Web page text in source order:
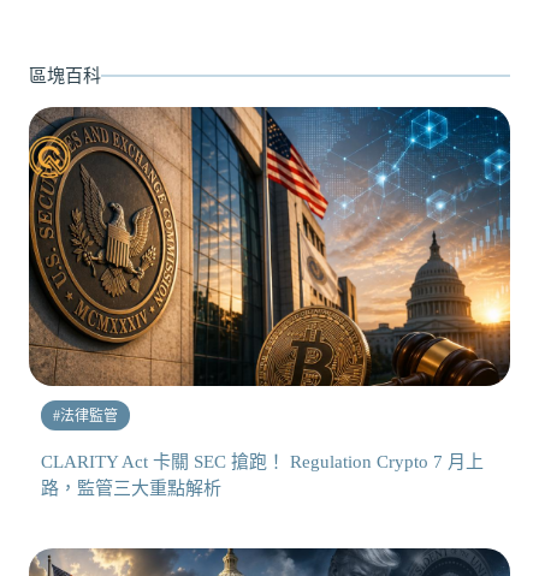
區塊百科
#法律監管
CLARITY Act 卡關 SEC 搶跑！ Regulation Crypto 7 月上
路，監管三大重點解析